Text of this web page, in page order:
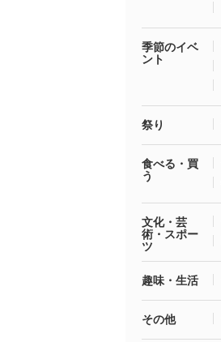
季節のイベ
ント
祭り
食べる・買
う
文化・芸
術・スポー
ツ
趣味・生活
その他